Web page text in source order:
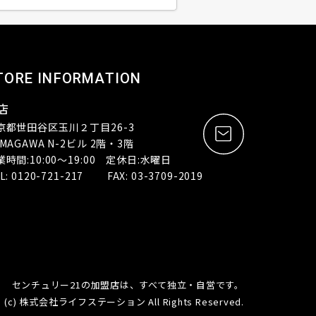
INFORMATION
都世田谷区玉川２丁目26-3
N-2ビル 2階・3階
時間:10:00～19:00 定休日:水曜日
0120-721-217 FAX: 03-3709-2019
センチュリー21の加盟店は、すべて独立・自営です。
(c) 株式会社ライフステーション All Rights Reserved.